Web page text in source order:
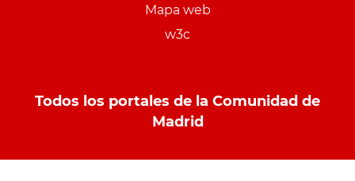
Mapa web
w3c
Todos los portales de la Comunidad de
Madrid